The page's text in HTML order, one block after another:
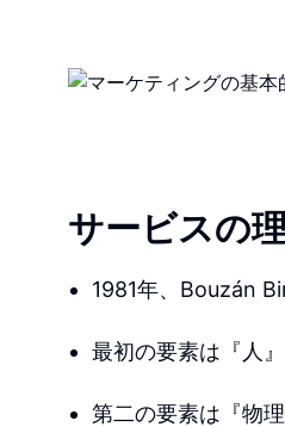
サービスの
1981年、Bouzán
最初の要素は『人
第二の要素は『物